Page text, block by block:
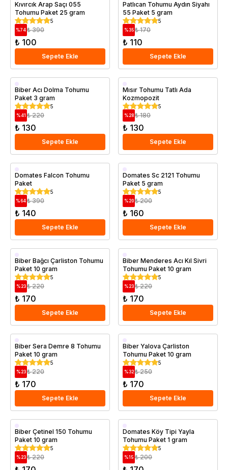
Kıvırcık Arap Saçı 055
Tohumu Paket 25 gram
5
%74 ₺ 390
₺ 100
Sepete Ekle
Patlıcan Tohumu Aydın Siyahı
55 Paket 5 gram
5
%35 ₺ 170
₺ 110
Sepete Ekle
Biber Acı Dolma Tohumu
Paket 3 gram
5
%41 ₺ 220
₺ 130
Sepete Ekle
Mısır Tohumu Tatlı Ada
Kozmopozit
5
%28 ₺ 180
₺ 130
Sepete Ekle
Domates Falcon Tohumu
Paket
5
% 64 ₺ 390
₺ 140
Sepete Ekle
Domates Sc 2121 Tohumu
Paket 5 gram
5
%20 ₺ 200
₺ 160
Sepete Ekle
Biber Bağcı Çarliston Tohumu
Paket 10 gram
5
%23 ₺ 220
₺ 170
Sepete Ekle
Biber Menderes Acı Kıl Sivri
Tohumu Paket 10 gram
5
%23 ₺ 220
₺ 170
Sepete Ekle
Biber Sera Demre 8 Tohumu
Paket 10 gram
5
%23 ₺ 220
₺ 170
Sepete Ekle
Biber Yalova Çarliston
Tohumu Paket 10 gram
5
%32 ₺ 250
₺ 170
Sepete Ekle
Biber Çetinel 150 Tohumu
Paket 10 gram
5
%23 ₺ 220
Domates Köy Tipi Yayla
Tohumu Paket 1 gram
5
%15 ₺ 200